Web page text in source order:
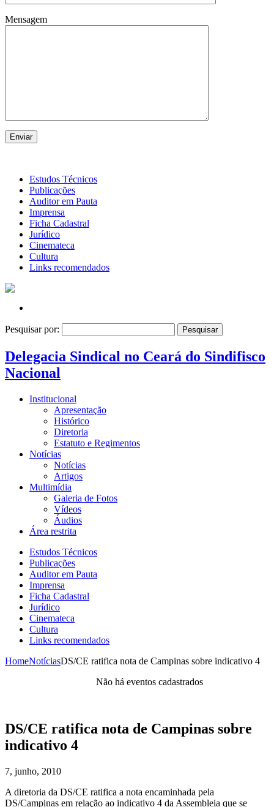
Mensagem
Estudos Técnicos
Publicações
Auditor em Pauta
Imprensa
Ficha Cadastral
Jurídico
Cinemateca
Cultura
Links recomendados
Pesquisar por:
Delegacia Sindical no Ceará do Sindifisco
Nacional
Institucional
Apresentação
Histórico
Diretoria
Estatuto e Regimentos
Notícias
Notícias
Artigos
Multimídia
Galeria de Fotos
Vídeos
Áudios
Área restrita
Estudos Técnicos
Publicações
Auditor em Pauta
Imprensa
Ficha Cadastral
Jurídico
Cinemateca
Cultura
Links recomendados
HomeNotíciasDS/CE ratifica nota de Campinas sobre indicativo 4
Não há eventos cadastrados
DS/CE ratifica nota de Campinas sobre
indicativo 4
7, junho, 2010
A diretoria da DS/CE ratifica a nota encaminhada pela
DS/Campinas em relação ao indicativo 4 da Assembleia que se